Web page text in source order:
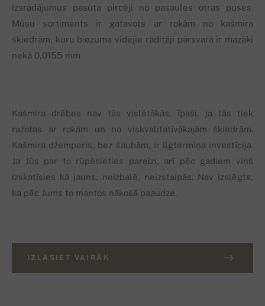
izsrādājumus pasūta pircēji no pasaules otras puses.
Mūsu sortiments ir gatavots ar rokām no kašmira
šķiedrām, kuru biezuma vidējie rāditāji pārsvarā ir mazāki
nekā 0,0155 mm
Kašmira drēbes nav tās vislētākās, īpaši, ja tās tiek
ražotas ar rokām un no viskvalitatīvākajām šķiedrām.
Kašmira džemperis, bez šaubām, ir ilgtermiņa investīcija.
Ja Jūs par to rūpēsieties pareizi, arī pēc gadiem viņš
izskatīsies kā jauns, neizbalē, neizstaipās. Nav izslēgts,
ka pēc Jums to mantos nākošā paaudze.
IZLASIET VAIRĀK